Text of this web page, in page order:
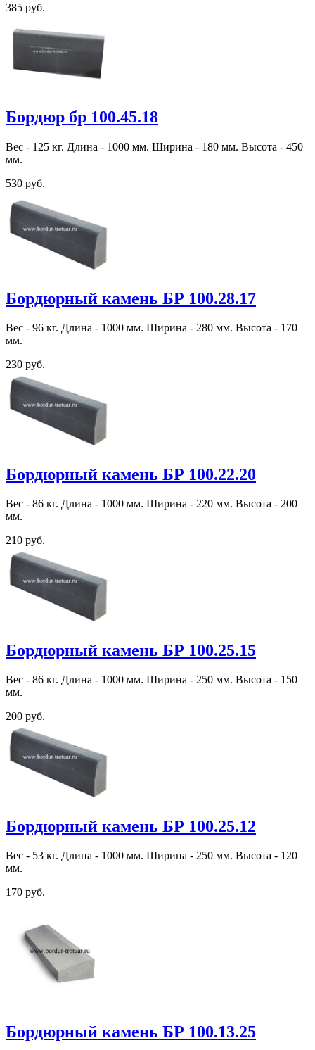
385 руб.
Бордюр бр 100.45.18
Вес - 125 кг. Длина - 1000 мм. Ширина - 180 мм. Высота - 450
мм.
530 руб.
Бордюрный камень БР 100.28.17
Вес - 96 кг. Длина - 1000 мм. Ширина - 280 мм. Высота - 170
мм.
230 руб.
Бордюрный камень БР 100.22.20
Вес - 86 кг. Длина - 1000 мм. Ширина - 220 мм. Высота - 200
мм.
210 руб.
Бордюрный камень БР 100.25.15
Вес - 86 кг. Длина - 1000 мм. Ширина - 250 мм. Высота - 150
мм.
200 руб.
Бордюрный камень БР 100.25.12
Вес - 53 кг. Длина - 1000 мм. Ширина - 250 мм. Высота - 120
мм.
170 руб.
Бордюрный камень БР 100.13.25